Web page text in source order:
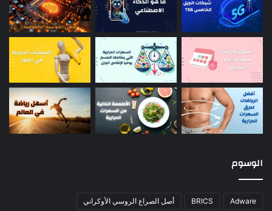
الوسوم
Adware
BRICS أصل الصراع الروسي الأوكراني